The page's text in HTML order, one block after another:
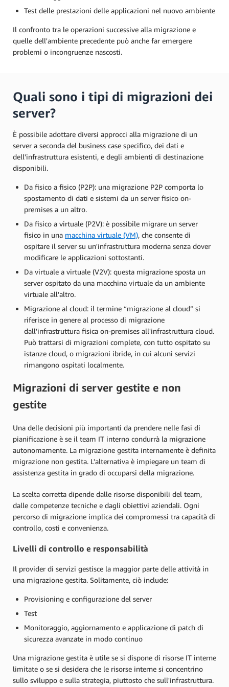
Test delle prestazioni delle applicazioni nel nuovo ambiente
Il confronto tra le operazioni successive alla migrazione e
quelle dell'ambiente precedente può anche far emergere
problemi o incongruenze nascosti.
Quali sono i tipi di migrazioni dei
server?
È possibile adottare diversi approcci alla migrazione di un
server a seconda del business case specifico, dei dati e
dell'infrastruttura esistenti, e degli ambienti di destinazione
disponibili.
Da fisico a fisico (P2P): una migrazione P2P comporta lo
spostamento di dati e sistemi da un server fisico on-
premises a un altro.
Da fisico a virtuale (P2V): è possibile migrare un server
fisico in una macchina virtuale (VM), che consente di
ospitare il server su un'infrastruttura moderna senza dover
modificare le applicazioni sottostanti.
Da virtuale a virtuale (V2V): questa migrazione sposta un
server ospitato da una macchina virtuale da un ambiente
virtuale all'altro.
Migrazione al cloud: il termine “migrazione al cloud” si
riferisce in genere al processo di migrazione
dall'infrastruttura fisica on-premises all'infrastruttura cloud.
Può trattarsi di migrazioni complete, con tutto ospitato su
istanze cloud, o migrazioni ibride, in cui alcuni servizi
rimangono ospitati localmente.
Migrazioni di server gestite e non
gestite
Una delle decisioni più importanti da prendere nelle fasi di
pianificazione è se il team IT interno condurrà la migrazione
autonomamente. La migrazione gestita internamente è definita
migrazione non gestita. L'alternativa è impiegare un team di
assistenza gestita in grado di occuparsi della migrazione.
La scelta corretta dipende dalle risorse disponibili del team,
dalle competenze tecniche e dagli obiettivi aziendali. Ogni
percorso di migrazione implica dei compromessi tra capacità di
controllo, costi e convenienza.
Livelli di controllo e responsabilità
Il provider di servizi gestisce la maggior parte delle attività in
una migrazione gestita. Solitamente, ciò include:
Provisioning e configurazione del server
Test
Monitoraggio, aggiornamento e applicazione di patch di
sicurezza avanzate in modo continuo
Una migrazione gestita è utile se si dispone di risorse IT interne
limitate o se si desidera che le risorse interne si concentrino
sullo sviluppo e sulla strategia, piuttosto che sull'infrastruttura.